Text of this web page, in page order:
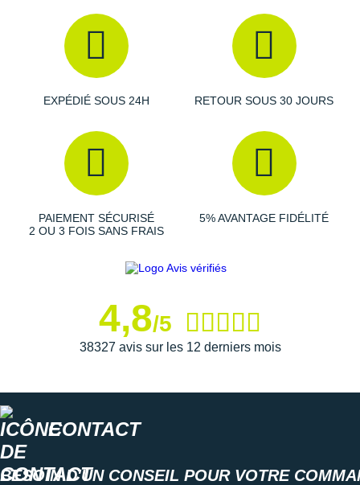
EXPÉDIÉ SOUS 24H RETOUR SOUS 30 JOURS
PAIEMENT SÉCURISÉ
2 OU 3 FOIS SANS FRAIS
5% AVANTAGE FIDÉLITÉ
4,8/5
38327 avis sur les 12 derniers mois
CONTACT
BESOIN D'UN CONSEIL POUR VOTRE